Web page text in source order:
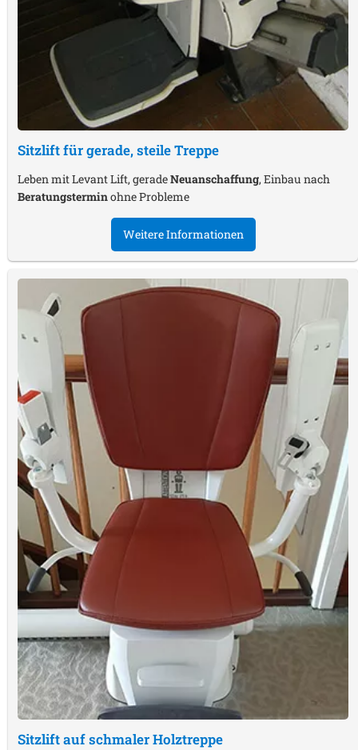
Sitzlift für gerade, steile Treppe
Leben mit Levant Lift, geradeNeuanschaffung, Einbau nach
Beratungsterminohne Probleme
Weitere Informationen
Sitzlift auf schmaler Holztreppe